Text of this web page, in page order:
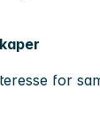
for